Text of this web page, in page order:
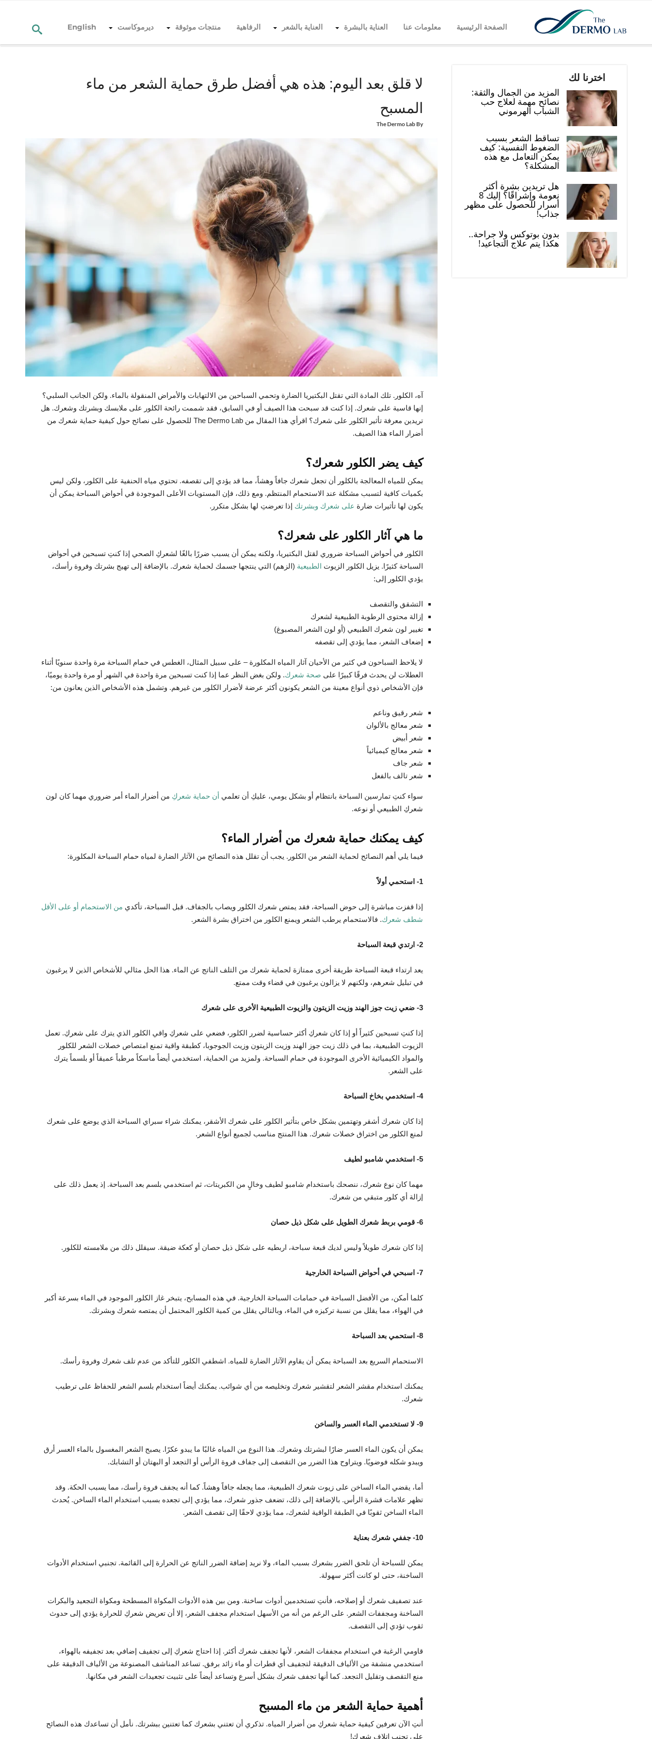
الصفحة الرئيسية معلومات عنا العناية بالبشرة العناية بالشعر الرفاهية منتجات موثوقة ديرموكاست English
لا قلق بعد اليوم: هذه هي أفضل طرق حماية الشعر من ماء
المسبح
By
The Dermo Lab
آه، الكلور. تلك المادة التي تقتل البكتيريا الضارة وتحمي السباحين من الالتهابات والأمراض المنقولة بالماء. ولكن الجانب السلبي؟
إنها قاسية على شعرك. إذا كنت قد سبحت هذا الصيف أو في السابق، فقد شممت رائحة الكلور على ملابسك وبشرتك وشعرك. هل
تريدين معرفة تأثير الكلور على شعرك؟ اقرأي هذا المقال من The Dermo Lab للحصول على نصائح حول كيفية حماية شعرك من
أضرار الماء هذا الصيف.
كيف يضر الكلور شعرك؟
يمكن للمياه المعالجة بالكلور أن تجعل شعرك جافاً وهشاً، مما قد يؤدي إلى تقصفه. تحتوي مياه الحنفية على الكلور، ولكن ليس
بكميات كافية لتسبب مشكلة عند الاستحمام المنتظم. ومع ذلك، فإن المستويات الأعلى الموجودة في أحواض السباحة يمكن أن
يكون لها تأثيرات ضارة على شعرك وبشرتك إذا تعرضتِ لها بشكل متكرر.
ما هي آثار الكلور على شعرك؟
الكلور في أحواض السباحة ضروري لقتل البكتيريا، ولكنه يمكن أن يسبب ضررًا بالغًا لشعركِ الصحي إذا كنتِ تسبحين في أحواض
السباحة كثيرًا. يزيل الكلور الزيوت الطبيعية (الزهم) التي ينتجها جسمك لحماية شعرك. بالإضافة إلى تهيج بشرتك وفروة رأسك،
يؤدي الكلور إلى:
التشقق والتقصف
إزالة محتوى الرطوبة الطبيعية لشعرك
تغيير لون شعرك الطبيعي (أو لون الشعر المصبوغ)
إضعاف الشعر، مما يؤدي إلى تقصفه
لا يلاحظ السباحون في كثير من الأحيان آثار المياه المكلورة – على سبيل المثال، الغطس في حمام السباحة مرة واحدة سنويًا أثناء
العطلات لن يحدث فرقًا كبيرًا على صحة شعرك. ولكن بغض النظر عما إذا كنت تسبحين مرة واحدة في الشهر أو مرة واحدة يوميًا،
فإن الأشخاص ذوي أنواع معينة من الشعر يكونون أكثر عرضة لأضرار الكلور من غيرهم. وتشمل هذه الأشخاص الذين يعانون من:
شعر رقيق وناعم
شعر معالج بالألوان
شعر أبيض
شعر معالج كيميائياً
شعر جاف
شعر تالف بالفعل
سواء كنتِ تمارسين السباحة بانتظام أو بشكل يومي، عليكِ أن تعلمي أن حماية شعركِ من أضرار الماء أمر ضروري مهما كان لون
شعركِ الطبيعي أو نوعه.
كيف يمكنك حماية شعرك من أضرار الماء؟
فيما يلي أهم النصائح لحماية الشعر من الكلور. يجب أن تقلل هذه النصائح من الآثار الضارة لمياه حمام السباحة المكلورة:
1- استحمي أولاً
إذا قفزت مباشرة إلى حوض السباحة، فقد يمتص شعرك الكلور ويصاب بالجفاف. قبل السباحة، تأكدي من الاستحمام أو على الأقل
شطف شعرك. فالاستحمام يرطب الشعر ويمنع الكلور من اختراق بشرة الشعر.
2- ارتدي قبعة السباحة
يعد ارتداء قبعة السباحة طريقة أخرى ممتازة لحماية شعرك من التلف الناتج عن الماء. هذا الحل مثالي للأشخاص الذين لا يرغبون
في تبليل شعرهم، ولكنهم لا يزالون يرغبون في قضاء وقت ممتع.
3- ضعي زيت جوز الهند وزيت الزيتون والزيوت الطبيعية الأخرى على شعرك
إذا كنتِ تسبحين كثيراً أو إذا كان شعركِ أكثر حساسية لضرر الكلور، فضعي على شعركِ واقي الكلور الذي يترك على شعركِ. تعمل
الزيوت الطبيعية، بما في ذلك زيت جوز الهند وزيت الزيتون وزيت الجوجوبا، كطبقة واقية تمنع امتصاص خصلات الشعر للكلور
والمواد الكيميائية الأخرى الموجودة في حمام السباحة. ولمزيد من الحماية، استخدمي أيضاً ماسكاً مرطباً عميقاً أو بلسماً يترك
على الشعر.
4- استخدمي بخاخ السباحة
إذا كان شعرك أشقر وتهتمين بشكل خاص بتأثير الكلور على شعرك الأشقر، يمكنك شراء سبراي السباحة الذي يوضع على شعرك
لمنع الكلور من اختراق خصلات شعرك. هذا المنتج مناسب لجميع أنواع الشعر.
5- استخدمي شامبو لطيف
مهما كان نوع شعرك، ننصحك باستخدام شامبو لطيف وخالٍ من الكبريتات، ثم استخدمي بلسم بعد السباحة. إذ يعمل ذلك على
إزالة أي كلور متبقي من شعرك.
6- قومي بربط شعرك الطويل على شكل ذيل حصان
إذا كان شعرك طويلاً وليس لديك قبعة سباحة، اربطيه على شكل ذيل حصان أو كعكة ضيقة. سيقلل ذلك من ملامسته للكلور.
7- اسبحي في أحواض السباحة الخارجية
كلما أمكن، من الأفضل السباحة في حمامات السباحة الخارجية. في هذه المسابح، يتبخر غاز الكلور الموجود في الماء بسرعة أكبر
في الهواء، مما يقلل من نسبة تركيزه في الماء، وبالتالي يقلل من كمية الكلور المحتمل أن يمتصه شعرك وبشرتك.
8- استحمي بعد السباحة
الاستحمام السريع بعد السباحة يمكن أن يقاوم الآثار الضارة للمياه. اشطفي الكلور للتأكد من عدم تلف شعرك وفروة رأسك.
يمكنك استخدام مقشر الشعر لتقشير شعرك وتخليصه من أي شوائب. يمكنك أيضاً استخدام بلسم الشعر للحفاظ على ترطيب
شعرك.
9- لا تستخدمي الماء العسر والساخن
يمكن أن يكون الماء العسر ضارًا لبشرتك وشعرك. هذا النوع من المياه غالبًا ما يبدو عكرًا. يصبح الشعر المغسول بالماء العسر أرق
ويبدو شكله فوضويًا. ويتراوح هذا الضرر من التقصف إلى جفاف فروة الرأس أو التجعد أو البهتان أو التشابك.
أما، يقضي الماء الساخن على زيوت شعرك الطبيعية، مما يجعله جافاً وهشاً. كما أنه يجفف فروة رأسك، مما يسبب الحكة. وقد
تظهر علامات قشرة الرأس. بالإضافة إلى ذلك، تضعف جذور شعرك، مما يؤدي إلى تجعده بسبب استخدام الماء الساخن. يُحدث
الماء الساخن ثقوبًا في الطبقة الواقية لشعرك، مما يؤدي لاحقًا إلى تقصف الشعر.
10- جففي شعرك بعناية
يمكن للسباحة أن تلحق الضرر بشعرك بسبب الماء، ولا نريد إضافة الضرر الناتج عن الحرارة إلى القائمة. تجنبي استخدام الأدوات
الساخنة، حتى لو كانت أكثر سهولة.
عند تصفيف شعرك أو إصلاحه، فأنتِ تستخدمين أدوات ساخنة. ومن بين هذه الأدوات المكواة المسطحة ومكواة التجعيد والبكرات
الساخنة ومجففات الشعر. على الرغم من أنه من الأسهل استخدام مجفف الشعر، إلا أن تعريض شعركِ للحرارة يؤدي إلى حدوث
ثقوب تؤدي إلى التقصف.
قاومي الرغبة في استخدام مجففات الشعر، لأنها تجفف شعرك أكثر. إذا احتاج شعركِ إلى تجفيف إضافي بعد تجفيفه بالهواء،
استخدمي منشفة من الألياف الدقيقة لتجفيف أي قطرات أو ماء زائد برفق. تساعد المناشف المصنوعة من الألياف الدقيقة على
منع التقصف وتقليل التجعد. كما أنها تجفف شعرك بشكل أسرع وتساعد أيضاً على تثبيت تجعيدات الشعر في مكانها.
أهمية حماية الشعر من ماء المسبح
أنتِ الآن تعرفين كيفية حماية شعركِ من أضرار المياه. تذكري أن تعتني بشعرك كما تعتنين ببشرتك. نأمل أن تساعدك هذه النصائح
على تجنب إتلاف شعرك!
اخترنا لك
المزيد من الجمال والثقة:
نصائح مهمة لعلاج حب
الشباب الهرموني
تساقط الشعر بسبب
الضغوط النفسية: كيف
يمكن التعامل مع هذه
المشكلة؟
هل تريدين بشرة أكثر
نعومة وإشراقًا؟ إليك 8
أسرار للحصول على مظهر
جذاب!
بدون بوتوكس ولا جراحة..
هكذا يتم علاج التجاعيد!